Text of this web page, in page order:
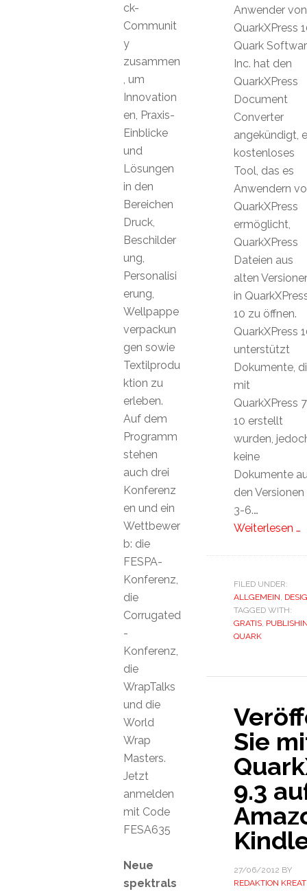
Anwender von
QuarkXPress
Quark
Inc. hat den
QuarkXPress
Document
Converter
angekündigt,
kostenloses
Tool, das es
Anwendern
QuarkXPress
ermöglicht,
QuarkXPress
Dateien aus
alten
in
10 zu öffnen.
QuarkXPress
unterstützt
Dokumente,
mit
QuarkXPress
10 erstellt
wurden,
keine
Dokumente
den Versionen
3-6.…
Weiterlesen …
FILED UNDER:
ALLGEMEIN,
TAGGED WITH:
GRATIS,
QUARK
Sie
9.3
27/06/2012 BY
REDAKTION
ck-
Communit
y
zusammen
, um
Innovation
en, Praxis-
Einblicke
und
Lösungen
in den
Bereichen
Druck,
Beschilder
ung,
Personalisi
erung,
Wellpappe
verpackun
gen sowie
Textilprodu
ktion zu
erleben.
Auf dem
Programm
stehen
auch drei
Konferenz
en und ein
Wettbewer
b: die
FESPA-
Konferenz,
die
Corrugated
-
Konferenz,
die
WrapTalks
und die
World
Wrap
Masters.
Jetzt
anmelden
mit Code
FESA635
Neue
spektrals